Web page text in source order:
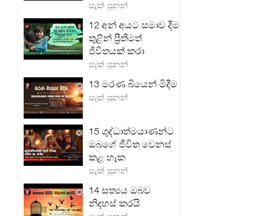
සැක් පූනන්
12 අන් අයට සමාව දීම
තුළින් ප්‍රීතිමත්
ජිවිතයක් කරා
සැක් පූනන්
13 මරණ බියෙන් මිදීම
සැක් පූනන්
15 ශුද්ධාත්මයාණන්ට
ඔබගේ ජීවිත වෙනස්
කළ හැක
සැක් පූනන්
14 සත්‍යය ඔබව
නිදහස් කරයි